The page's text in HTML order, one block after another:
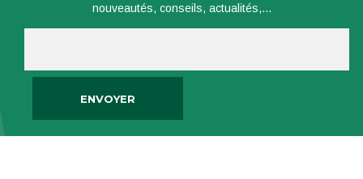
nouveautés, conseils, actualités,...